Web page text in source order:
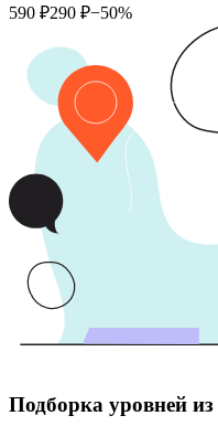
590 ₽290 ₽−50%
Подборка уровней из